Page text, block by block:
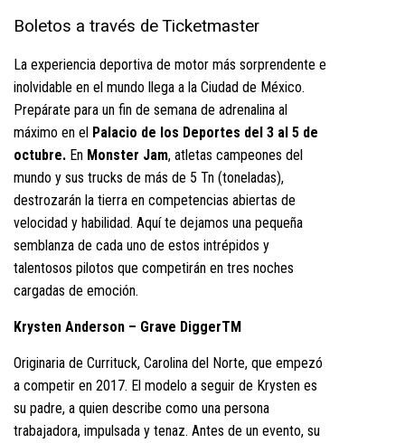
Boletos a través de Ticketmaster
La experiencia deportiva de motor más sorprendente e
inolvidable en el mundo llega a la Ciudad de México.
Prepárate para un fin de semana de adrenalina al
máximo en el Palacio de los Deportes del 3 al 5 de
octubre. En Monster Jam, atletas campeones del
mundo y sus trucks de más de 5 Tn (toneladas),
destrozarán la tierra en competencias abiertas de
velocidad y habilidad. Aquí te dejamos una pequeña
semblanza de cada uno de estos intrépidos y
talentosos pilotos que competirán en tres noches
cargadas de emoción.
Krysten Anderson – Grave DiggerTM
Originaria de Currituck, Carolina del Norte, que empezó
a competir en 2017. El modelo a seguir de Krysten es
su padre, a quien describe como una persona
trabajadora, impulsada y tenaz. Antes de un evento, su